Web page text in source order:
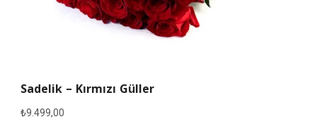
Sadelik – Kırmızı Güller
₺9.499,00